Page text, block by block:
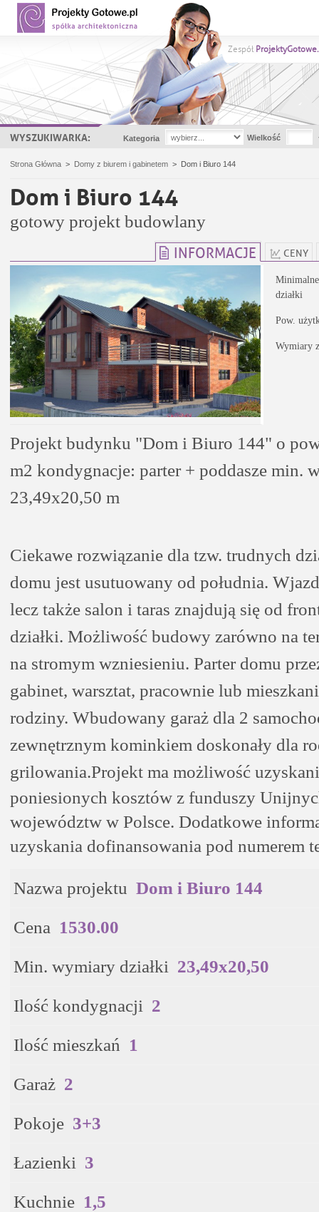
Zespół
WYSZUKIWARKA: Kategoria Wielkość
Strona Główna > Domy z biurem i gabinetem > Dom i Biuro 144
Dom i Biuro 144
gotowy projekt budowlany
INFORMACJE CENY
działki
Pow.
Wymiary
Projekt budynku "Dom i Biuro 144" o
m2 kondygnacje: parter + poddasze min.
23,49x20,50 m
Ciekawe rozwiązanie dla tzw. trudnych
domu jest usutuowany od południa.
lecz także salon i taras znajdują się od
działki. Możliwość budowy zarówno na
na stromym wzniesieniu. Parter domu
gabinet, warsztat, pracownie lub
rodziny. Wbudowany garaż dla 2
zewnętrznym kominkiem doskonały dla
grilowania.Projekt ma możliwość
poniesionych kosztów z funduszy
województw w Polsce. Dodatkowe
uzyskania dofinansowania pod numerem
Nazwa projektu Dom i Biuro 144
Cena 1530.00
Min. wymiary działki 23,49x20,50
Ilość kondygnacji 2
Ilość mieszkań 1
Garaż 2
Pokoje 3+3
Łazienki 3
Kuchnie 1,5